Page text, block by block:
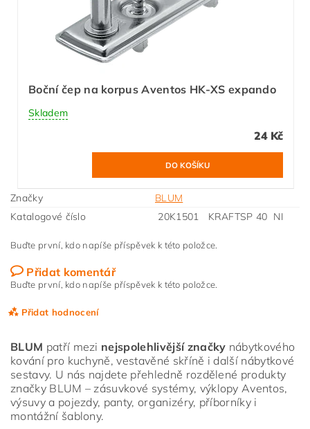
Boční čep na korpus Aventos HK-XS expando
Skladem
24 Kč
Značky
BLUM
Katalogové číslo
20K1501 KRAFTSP 40 NI
Buďte první, kdo napíše příspěvek k této položce.
Přidat komentář
Buďte první, kdo napíše příspěvek k této položce.
Přidat hodnocení
BLUM patří mezi nejspolehlivější značky nábytkového
kování pro kuchyně, vestavěné skříně i další nábytkové
sestavy. U nás najdete přehledně rozdělené produkty
značky BLUM – zásuvkové systémy, výklopy Aventos,
výsuvy a pojezdy, panty, organizéry, příborníky i
montážní šablony.